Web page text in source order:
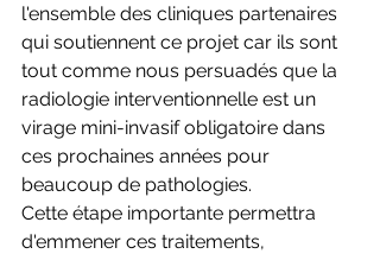
l'ensemble des cliniques partenaires
qui soutiennent ce projet car ils sont
tout comme nous persuadés que la
radiologie interventionnelle est un
virage mini-invasif obligatoire dans
ces prochaines années pour
beaucoup de pathologies.
Cette étape importante permettra
d'emmener ces traitements,